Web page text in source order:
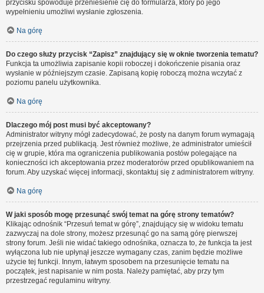
przycisku spowoduje przeniesienie cię do formularza, który po jego
wypełnieniu umożliwi wysłanie zgłoszenia.
Na górę
Do czego służy przycisk “Zapisz” znajdujący się w oknie tworzenia tematu?
Funkcja ta umożliwia zapisanie kopii roboczej i dokończenie pisania oraz
wysłanie w późniejszym czasie. Zapisaną kopię roboczą można wczytać z
poziomu panelu użytkownika.
Na górę
Dlaczego mój post musi być akceptowany?
Administrator witryny mógł zadecydować, że posty na danym forum wymagają
przejrzenia przed publikacją. Jest również możliwe, że administrator umieścił
cię w grupie, która ma ograniczenia publikowania postów polegające na
konieczności ich akceptowania przez moderatorów przed opublikowaniem na
forum. Aby uzyskać więcej informacji, skontaktuj się z administratorem witryny.
Na górę
W jaki sposób mogę przesunąć swój temat na górę strony tematów?
Klikając odnośnik “Przesuń temat w górę”, znajdujący się w widoku tematu
zazwyczaj na dole strony, możesz przesunąć go na samą górę pierwszej
strony forum. Jeśli nie widać takiego odnośnika, oznacza to, że funkcja ta jest
wyłączona lub nie upłynął jeszcze wymagany czas, zanim będzie możliwe
użycie tej funkcji. Innym, łatwym sposobem na przesunięcie tematu na
początek, jest napisanie w nim posta. Należy pamiętać, aby przy tym
przestrzegać regulaminu witryny.